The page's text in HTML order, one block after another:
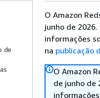
de
O Amazon
junho de
informações
na publicação
O Amazon
de junho de